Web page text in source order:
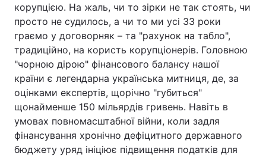
Головна Війна
корупцією. На жаль, чи то зірки не так стоять, чи
просто не судилось, а чи то ми усі 33 роки
граємо у договорняк – та "рахунок на табло",
традиційно, на користь корупціонерів. Головною
"чорною дірою" фінансового балансу нашої
країни є легендарна українська митниця, де, за
оцінками експертів, щорічно "губиться"
щонайменше 150 мільярдів гривень. Навіть в
умовах повномасштабної війни, коли задля
фінансування хронічно дефіцитного державного
бюджету уряд ініціює підвищення податків для